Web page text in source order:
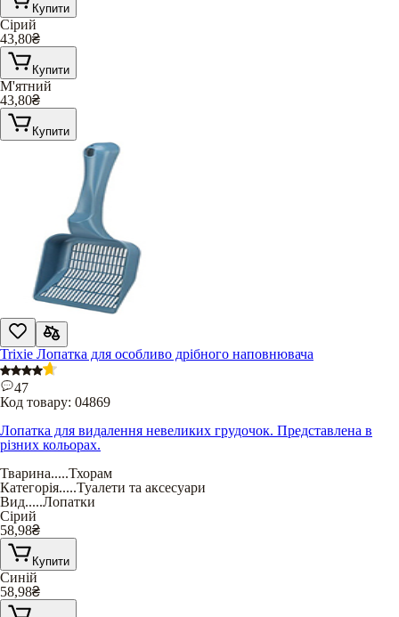
Купити
Сірий
43,80₴
Купити
М'ятний
43,80₴
Купити
Trixie Лопатка для особливо дрібного наповнювача
47
Код товару: 04869
Лопатка для видалення невеликих грудочок. Представлена в
різних кольорах.
Тварина.....Тхорам
Категорія.....Туалети та аксесуари
Вид.....Лопатки
Сірий
58,98₴
Купити
Синій
58,98₴